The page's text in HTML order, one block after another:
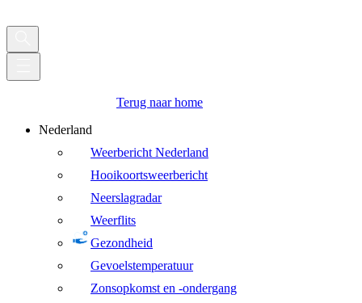
Terug naar home
Nederland
Weerbericht Nederland
Hooikoortsweerbericht
Neerslagradar
Weerflits
Gezondheid
Gevoelstemperatuur
Zonsopkomst en -ondergang